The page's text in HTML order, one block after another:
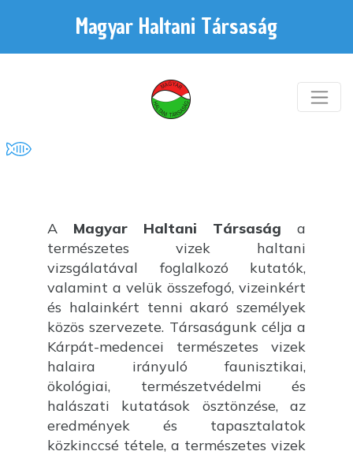
Magyar Haltani Társaság
A Magyar Haltani Társaság a
természetes vizek haltani
vizsgálatával foglalkozó kutatók,
valamint a velük összefogó, vizeinkért
és halainkért tenni akaró személyek
közös szervezete. Társaságunk célja a
Kárpát-medencei természetes vizek
halaira irányuló faunisztikai,
ökológiai, természetvédelmi és
halászati kutatások ösztönzése, az
eredmények és tapasztalatok
közkinccsé tétele, a természetes vizek